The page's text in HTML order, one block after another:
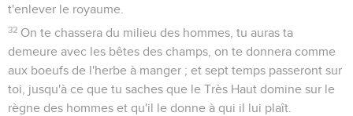
t'enlever le royaume.
32 On te chassera du milieu des hommes, tu auras ta
demeure avec les bêtes des champs, on te donnera comme
aux boeufs de l'herbe à manger ; et sept temps passeront sur
toi, jusqu'à ce que tu saches que le Très Haut domine sur le
règne des hommes et qu'il le donne à qui il lui plaît.